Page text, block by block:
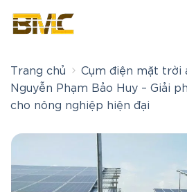
qua
Trang chủ
Cụm điện mặt trời
Nguyễn Phạm Bảo Huy – Giải
cho nông nghiệp hiện đại